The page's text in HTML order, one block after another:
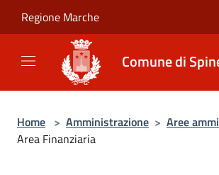
Regione Marche
Comune di
Home > Amministrazione > Aree
Area Finanziaria